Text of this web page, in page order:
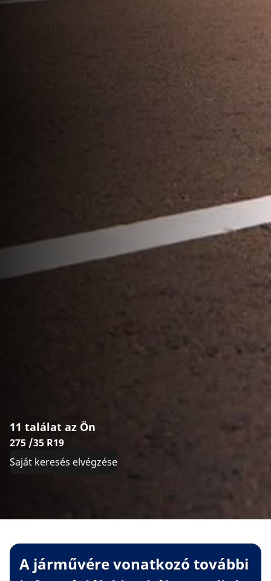
11 találat az Ön
275 /35 R19
Saját keresés elvégzése
A járművére vonatkozó további